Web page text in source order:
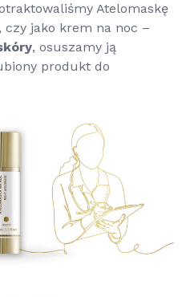
Atelomaskę
czy jako krem na noc –
, osuszamy ją
produkt do